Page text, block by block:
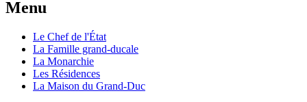
Menu
Le Chef de l'État
La Famille grand-ducale
La Monarchie
Les Résidences
La Maison du Grand-Duc